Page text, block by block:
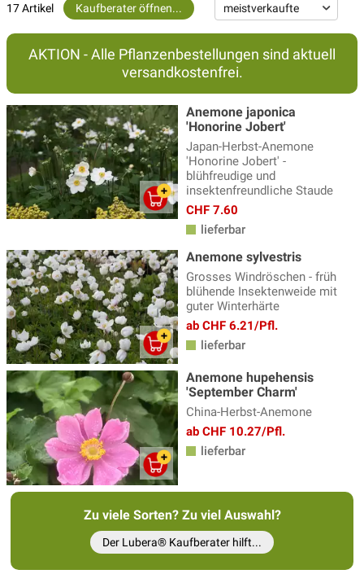
Bergenie(15)
Braunelle(4)
Delosperma - Mittagsblume(6)
Duftnessel(4)
Echinacea - Sonnenhut(20)
Ehrenpreis Pflanzen(17)
Eisenhut(3)
Erigeron - Feinstrahlaster(3)
Fackellilie(9)
Fädige Palmlilie(1)
Färberkamille
Farne (23)
Fetthenne(18)
Fingerhut - Digitalis (6)
Fingerkraut
Fuchsien winterharte(14)
17 Artikel Kaufberater öffnen...
AKTION - Alle Pflanzenbestellungen sind aktuell
versandkostenfrei.
Anemone japonica
'Honorine Jobert'
Japan-Herbst-Anemone
'Honorine Jobert' -
blühfreudige und
insektenfreundliche Staude
CHF 7.60
lieferbar
Anemone sylvestris
Grosses Windröschen - früh
blühende Insektenweide mit
guter Winterhärte
ab CHF 6.21/Pfl.
lieferbar
Anemone hupehensis
'September Charm'
China-Herbst-Anemone
ab CHF 10.27/Pfl.
lieferbar
Zu viele Sorten? Zu viel Auswahl?
Der Lubera® Kaufberater hilft...